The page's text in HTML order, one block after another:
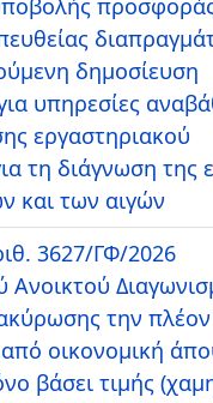
δημοσίευση
υπηρεσίες
εργαστηριακού
τη διάγνωση της
και των αιγών
3627/ΓΦ/2026
Ανοικτού
την πλέον
οικονομική
βάσει τιμής